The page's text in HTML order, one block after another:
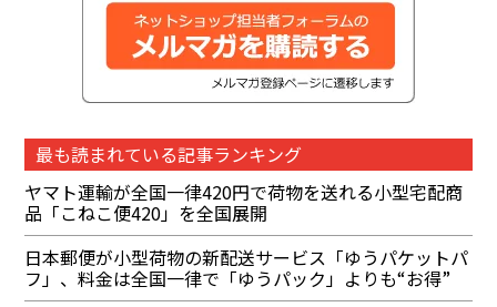
最も読まれている記事ランキング
ヤマト運輸が全国一律420円で荷物を送れる小型宅配商
品「こねこ便420」を全国展開
日本郵便が小型荷物の新配送サービス「ゆうパケットパ
フ」、料金は全国一律で「ゆうパック」よりも“お得”